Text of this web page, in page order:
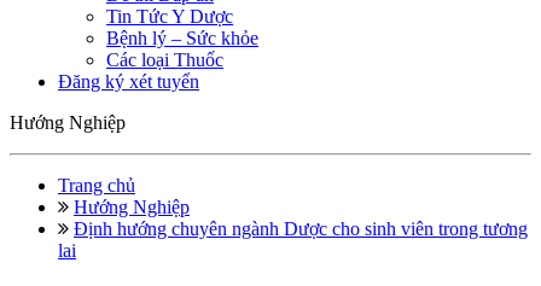
Tin Tức Y Dược
Bệnh lý – Sức khỏe
Các loại Thuốc
Đăng ký xét tuyển
Hướng Nghiệp
Trang chủ
Hướng Nghiệp
Định hướng chuyên ngành Dược cho sinh viên trong tương
lai